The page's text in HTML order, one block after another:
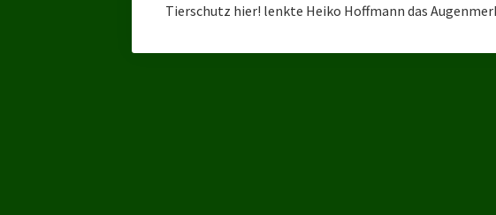
Tierschutz hier! lenkte Heiko Hoffmann das